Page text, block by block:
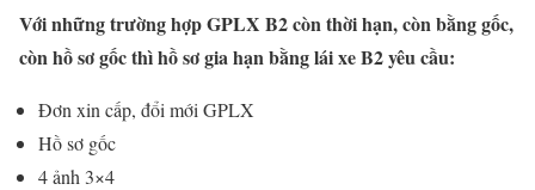
Với những trường hợp GPLX B2 còn thời hạn, còn bằng gốc,
còn hồ sơ gốc thì hồ sơ gia hạn bằng lái xe B2 yêu cầu:
Đơn xin cấp, đổi mới GPLX
Hồ sơ gốc
4 ảnh 3×4